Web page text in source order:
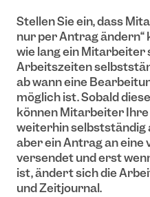
Stellen Sie ein, dass
nur per Antrag ändern“
wie lang ein Mitarbeiter
Arbeitszeiten
ab wann eine
möglich ist. Sobald
können Mitarbeiter
weiterhin selbstständig
aber ein Antrag an
versendet und erst
ist, ändert sich die
und Zeitjournal.